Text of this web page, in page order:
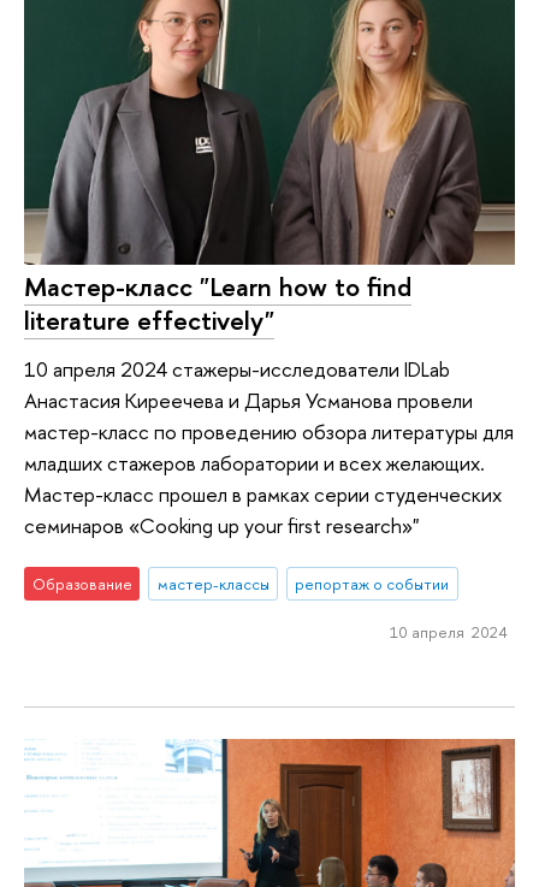
Мастер-класс "Learn how to find
literature effectively"
10 апреля 2024 стажеры-исследователи IDLab
Анастасия Киреечева и Дарья Усманова провели
мастер-класс по проведению обзора литературы для
младших стажеров лаборатории и всех желающих.
Мастер-класс прошел в рамках серии студенческих
семинаров «Cooking up your first research»"
Образование мастер-классы репортаж о событии
10 апреля 2024